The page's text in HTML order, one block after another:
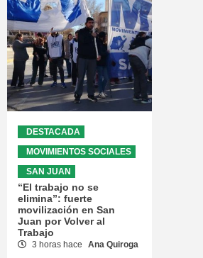
DESTACADA
MOVIMIENTOS SOCIALES
SAN JUAN
“El trabajo no se
elimina”: fuerte
movilización en San
Juan por Volver al
Trabajo
3 horas hace Ana Quiroga